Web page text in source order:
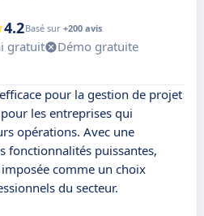
4.2Basé sur +200 avis
gratuit
Démo gratuite
pour la gestion de projet
les entreprises qui
opérations. Avec une
fonctionnalités puissantes,
comme un choix
du secteur.